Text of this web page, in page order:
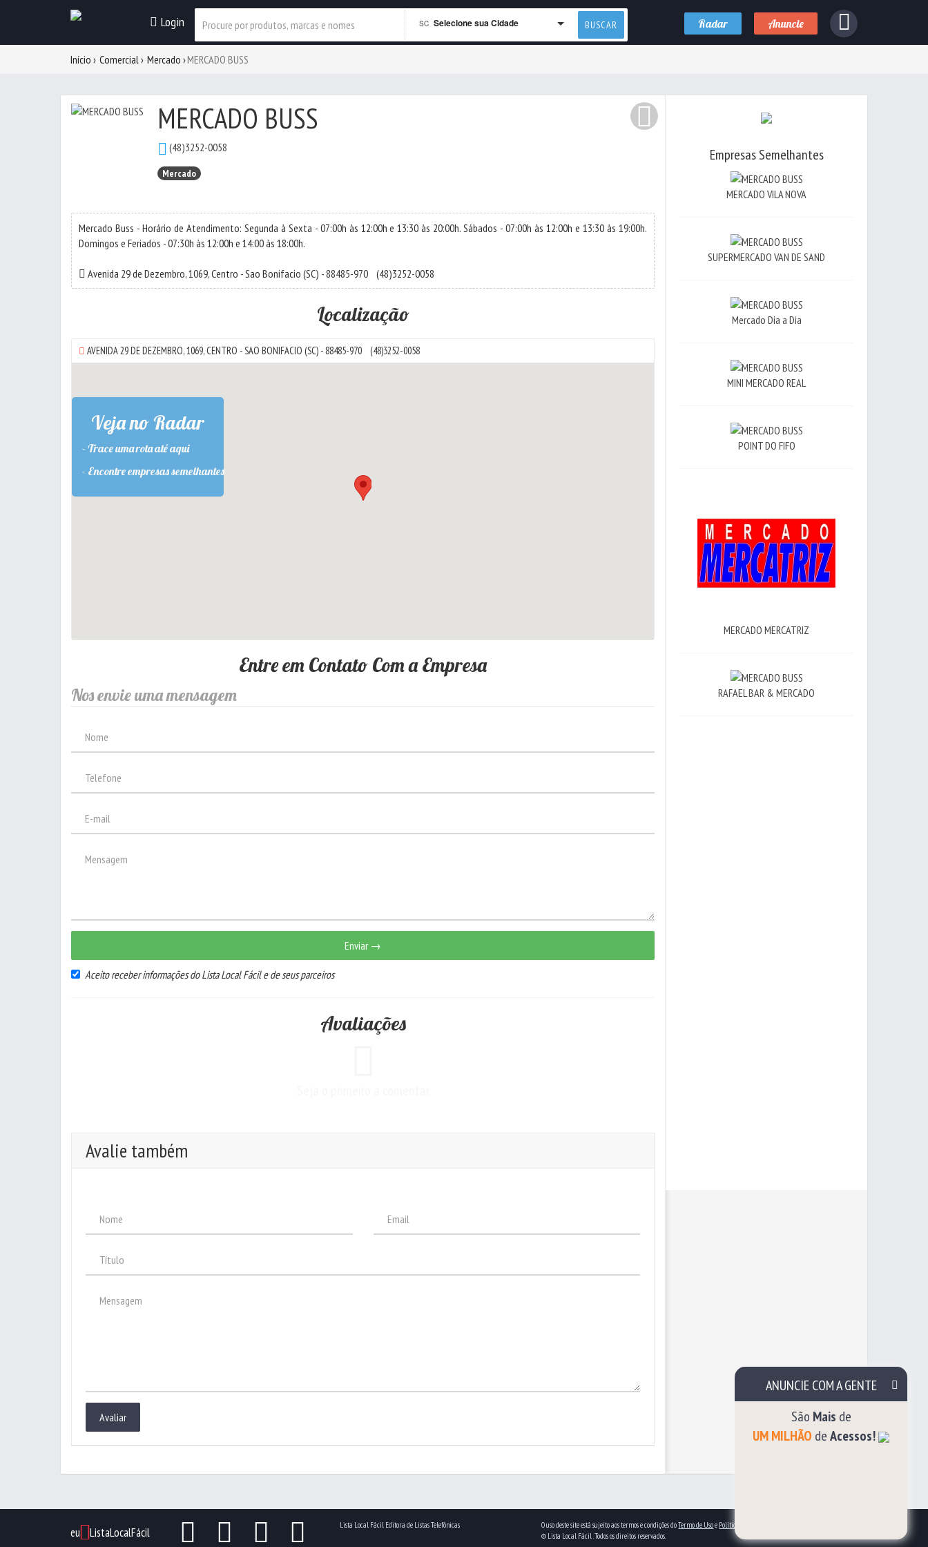
Login SC Selecione sua Cidade BUSCAR Radar Anuncie
ANUNCIE COM A GENTE
São Mais de
UM MILHÃO deAcessos!
Início Comercial Mercado MERCADO BUSS
MERCADO BUSS
(48)3252-0058
Mercado
Mercado Buss - Horário de Atendimento: Segunda à Sexta - 07:00h às 12:00h e 13:30 às 20:00h. Sábados - 07:00h às 12:00h e 13:30 às 19:00h.
Domingos e Feriados - 07:30h às 12:00h e 14:00 às 18:00h.
Avenida 29 de Dezembro, 1069,Centro -Sao Bonifacio (SC) - 88485-970 (48)3252-0058
Localização
AVENIDA 29 DE DEZEMBRO, 1069,CENTRO -SAO BONIFACIO (SC) - 88485-970 (48)3252-0058
Veja no Radar
- Trace uma rota até aqui
- Encontre empresas semelhantes
Entre em Contato Com a Empresa
Nos envie uma mensagem
Enviar →
Aceito receber informações do Lista Local Fácil e de seus parceiros
Avaliações
Avalie também
Avaliar
Empresas Semelhantes
MERCADO VILA NOVA
SUPERMERCADO VAN DE SAND
Mercado Dia a Dia
MINI MERCADO REAL
POINT DO FIFO
MERCADO MERCATRIZ
RAFAEL BAR & MERCADO
eu ListaLocalFácil Lista Local Fácil Editora de Listas Telefônicas O uso deste site está sujeito aos termos e condições doTermo de Usoe Política de privacidade
© Lista Local Fácil . Todos os direitos reservados.